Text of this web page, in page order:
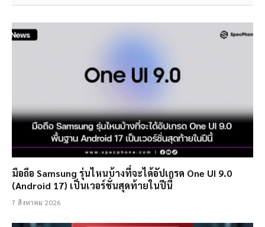
มือถือ Samsung รุ่นไหนบ้างที่จะได้อัปเกรด One UI 9.0
(Android 17) เป็นเวอร์ชั่นสุดท้ายในปีนี้
7 สิงหาคม 2026